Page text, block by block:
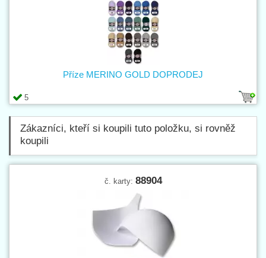
5
Příze MERINO GOLD DOPRODEJ
Zákazníci, kteří si koupili tuto položku, si rovněž
koupili
č. karty: 88904